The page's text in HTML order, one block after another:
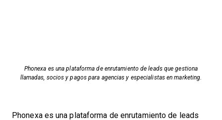
Phonexa es una plataforma de enrutamiento de leads que gestiona
llamadas, socios y pagos para agencias y especialistas en marketing.
Phonexa es una plataforma de enrutamiento de leads